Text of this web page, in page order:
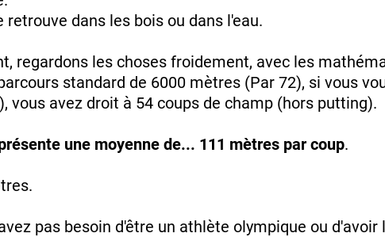
retrouve dans les bois ou dans l'eau.
regardons les choses froidement, avec les
standard de 6000 mètres (Par 72), si vous
vous avez droit à 54 coups de champ (hors putting).
une moyenne de... 111 mètres par coup.
pas besoin d'être un athlète olympique ou